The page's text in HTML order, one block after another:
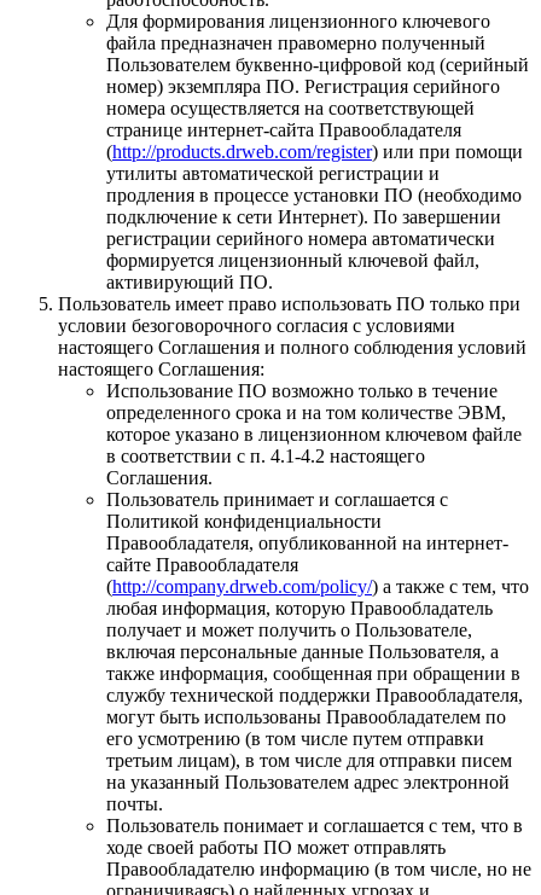
Для формирования лицензионного ключевого
файла предназначен правомерно полученный
Пользователем буквенно-цифровой код (серийный
номер) экземпляра ПО. Регистрация серийного
номера осуществляется на соответствующей
странице интернет-сайта Правообладателя
(http://products.drweb.com/register) или при помощи
утилиты автоматической регистрации и
продления в процессе установки ПО (необходимо
подключение к сети Интернет). По завершении
регистрации серийного номера автоматически
формируется лицензионный ключевой файл,
активирующий ПО.
Пользователь имеет право использовать ПО только при
условии безоговорочного согласия с условиями
настоящего Соглашения и полного соблюдения условий
настоящего Соглашения:
Использование ПО возможно только в течение
определенного срока и на том количестве ЭВМ,
которое указано в лицензионном ключевом файле
в соответствии с п. 4.1-4.2 настоящего
Соглашения.
Пользователь принимает и соглашается с
Политикой конфиденциальности
Правообладателя, опубликованной на интернет-
сайте Правообладателя
(http://company.drweb.com/policy/) а также с тем, что
любая информация, которую Правообладатель
получает и может получить о Пользователе,
включая персональные данные Пользователя, а
также информация, сообщенная при обращении в
службу технической поддержки Правообладателя,
могут быть использованы Правообладателем по
его усмотрению (в том числе путем отправки
третьим лицам), в том числе для отправки писем
на указанный Пользователем адрес электронной
почты.
Пользователь понимает и соглашается с тем, что в
ходе своей работы ПО может отправлять
Правообладателю информацию (в том числе, но не
ограничиваясь) о найденных угрозах и